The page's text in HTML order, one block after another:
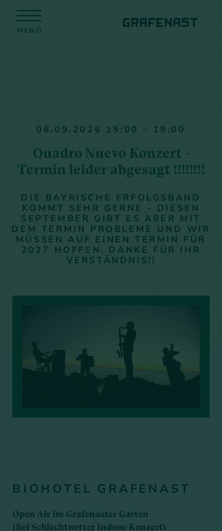
MENÜ
06.09.2026 15:00 - 19:00
Quadro Nuevo Konzert -
Termin leider abgesagt !!!!!!!!
DIE BAYRISCHE ERFOLGSBAND
KOMMT SEHR GERNE - DIESEN
SEPTEMBER GIBT ES ABER MIT
DEM TERMIN PROBLEME UND WIR
MÜSSEN AUF EINEN TERMIN FÜR
2027 HOFFEN. DANKE FÜR IHR
VERSTÄNDNIS!!
BIOHOTEL GRAFENAST
Open Air im Grafenaster Garten
(Bei Schlechtwetter Indoor-Konzert)